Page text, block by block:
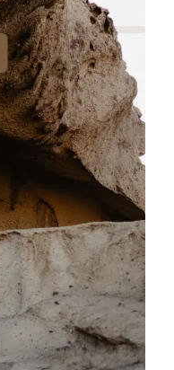
a una playa
en la
pueblo
pescados frescos